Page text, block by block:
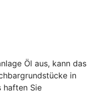
Öl aus, kann das
in
haften Sie